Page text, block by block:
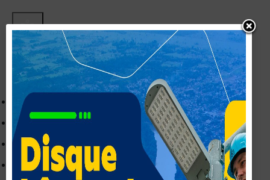
Acessibilidade
Monocromatico
Contraste Escuro
Contraste Claro